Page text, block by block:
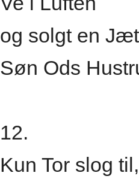
og solgt en
Søn Ods
12.
Kun Tor slog til,